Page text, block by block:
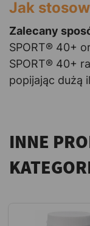
Jak
Zalecany
SPORT® 40+
SPORT® 40+
popijając dużą
INNE